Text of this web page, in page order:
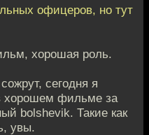
офицеров, но тут
хорошая роль.
сегодня я
хорошем фильме за
bolshevik. Такие как
увы.